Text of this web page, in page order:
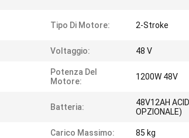
Tipo Di Motore: 2-Stroke
Voltaggio: 48 V
Potenza Del
Motore:
1200W 48V
Batteria:
48V12AH
OPZIONALE)
Carico Massimo: 85 kg